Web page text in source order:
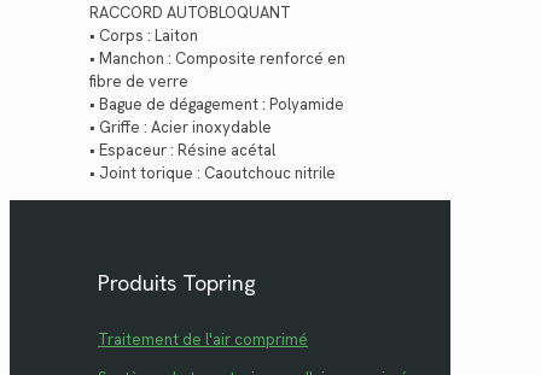
RACCORD AUTOBLOQUANT
• Corps : Laiton
• Manchon : Composite renforcé en
fibre de verre
• Bague de dégagement : Polyamide
• Griffe : Acier inoxydable
• Espaceur : Résine acétal
• Joint torique : Caoutchouc nitrile
Produits Topring
Traitement de l'air comprimé